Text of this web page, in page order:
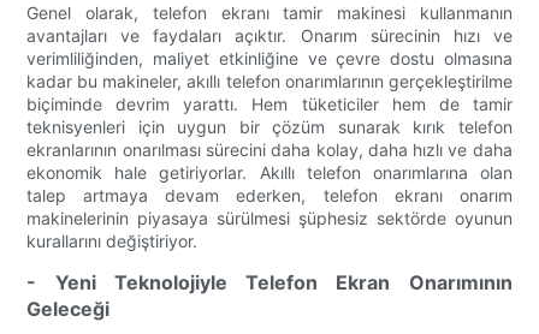
Genel olarak, telefon ekranı tamir makinesi kullanmanın
avantajları ve faydaları açıktır. Onarım sürecinin hızı ve
verimliliğinden, maliyet etkinliğine ve çevre dostu olmasına
kadar bu makineler, akıllı telefon onarımlarının gerçekleştirilme
biçiminde devrim yarattı. Hem tüketiciler hem de tamir
teknisyenleri için uygun bir çözüm sunarak kırık telefon
ekranlarının onarılması sürecini daha kolay, daha hızlı ve daha
ekonomik hale getiriyorlar. Akıllı telefon onarımlarına olan
talep artmaya devam ederken, telefon ekranı onarım
makinelerinin piyasaya sürülmesi şüphesiz sektörde oyunun
kurallarını değiştiriyor.
- Yeni Teknolojiyle Telefon Ekran Onarımının
Geleceği